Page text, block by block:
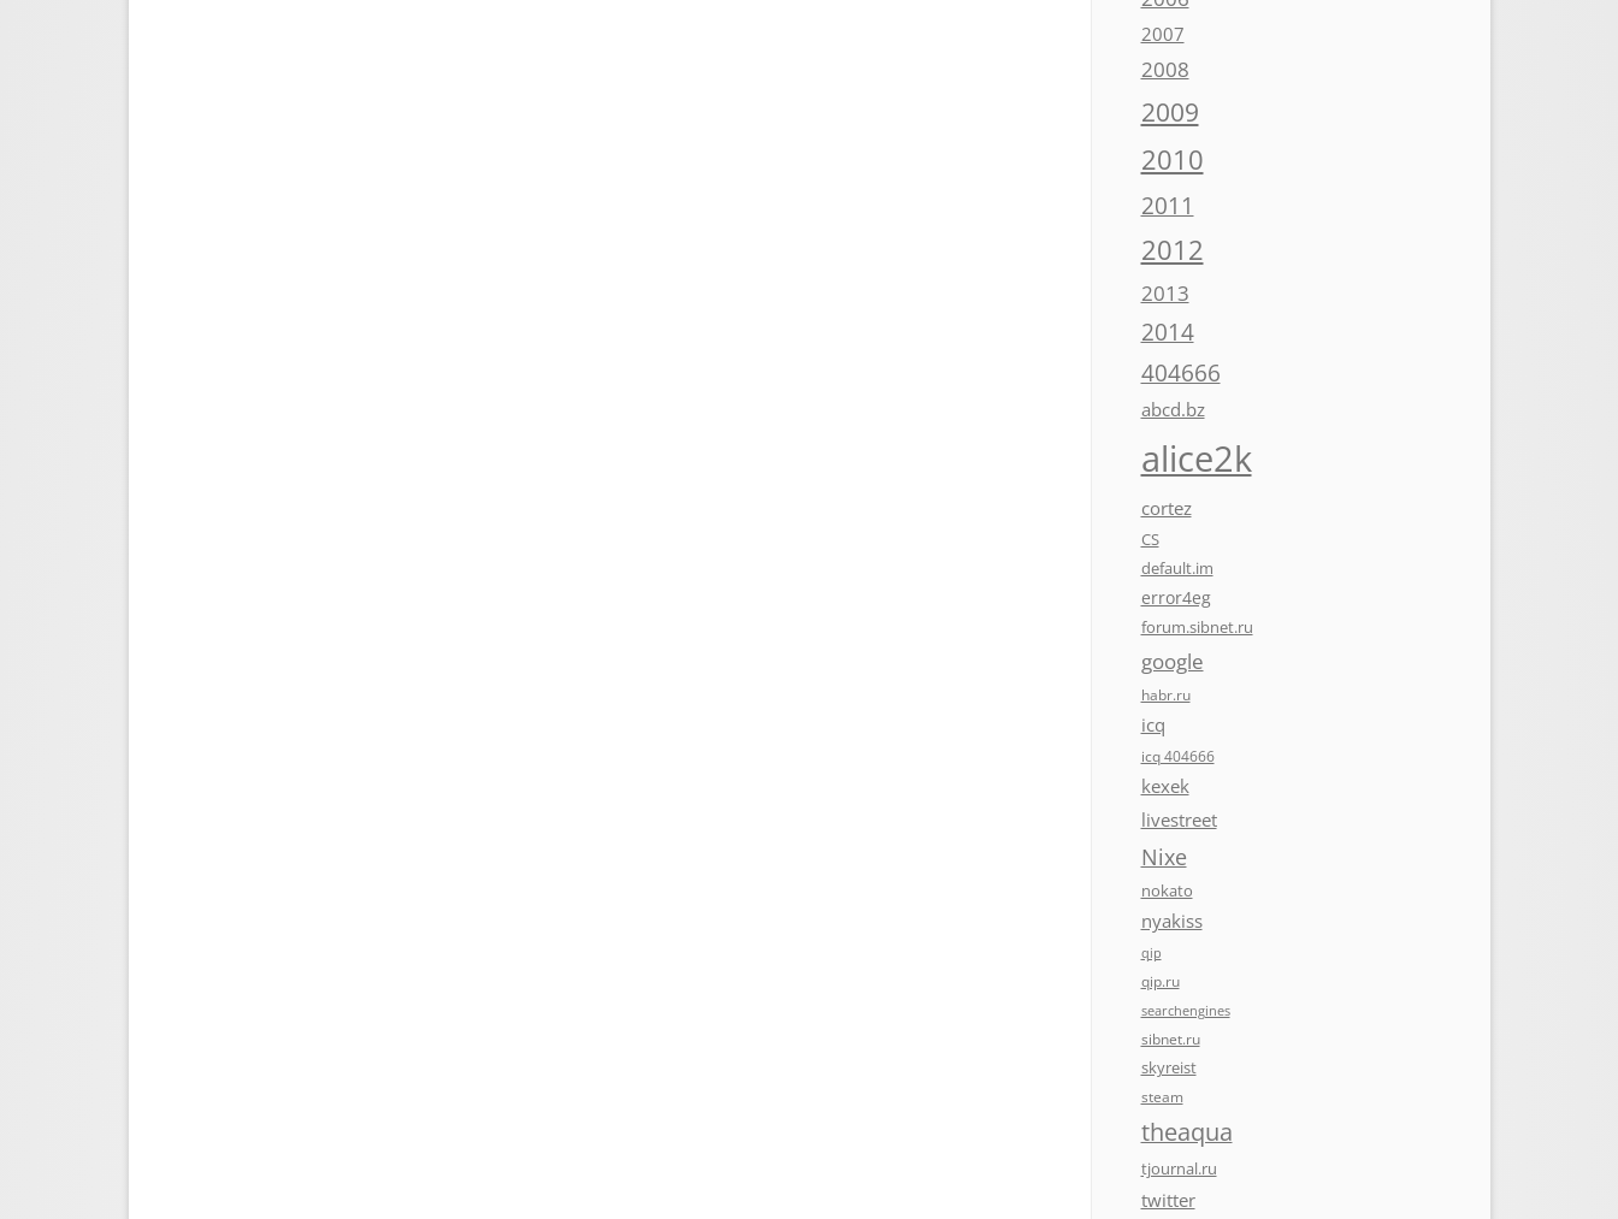
2007
2008
2009
2010
2011
2012
2013
2014
404666
abcd.bz
alice2k
cortez
CS
default.im
error4eg
forum.sibnet.ru
google
habr.ru
icq
icq 404666
kexek
livestreet
Nixe
nokato
nyakiss
qip
qip.ru
searchengines
sibnet.ru
skyreist
steam
theaqua
tjournal.ru
twitter